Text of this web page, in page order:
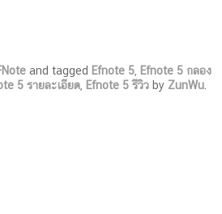
and tagged Efnote 5 Efnote 5 กลอง
5 รายละเอียด Efnote 5 รีวิว by ZunWu